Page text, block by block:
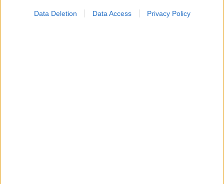
Data Deletion Data Access Privacy Policy